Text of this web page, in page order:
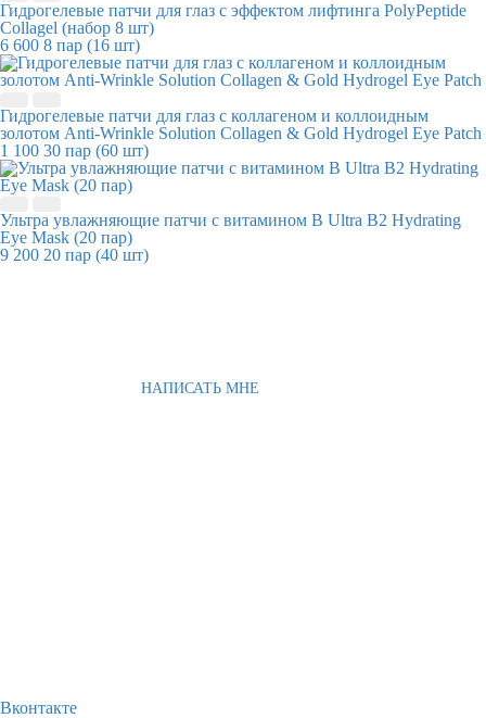
Гидрогелевые патчи для глаз с эффектом лифтинга PolyPeptide
Collagel (набор 8 шт)
6 600 8 пар (16 шт)
Гидрогелевые патчи для глаз c коллагеном и коллоидным
золотом Anti-Wrinkle Solution Collagen & Gold Hydrogel Eye Patch
1 100 30 пар (60 шт)
Ультра увлажняющие патчи с витамином В Ultra B2 Hydrating
Eye Mask (20 пар)
9 200 20 пар (40 шт)
НАПИСАТЬ МНЕ
Вконтакте